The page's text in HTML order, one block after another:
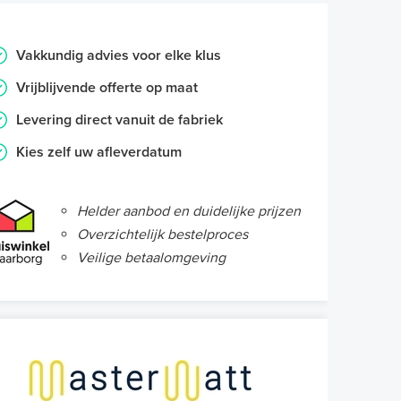
Vakkundig advies voor elke klus
Vrijblijvende offerte op maat
Levering direct vanuit de fabriek
Kies zelf uw afleverdatum
Helder aanbod en duidelijke prijzen
Overzichtelijk bestelproces
Veilige betaalomgeving